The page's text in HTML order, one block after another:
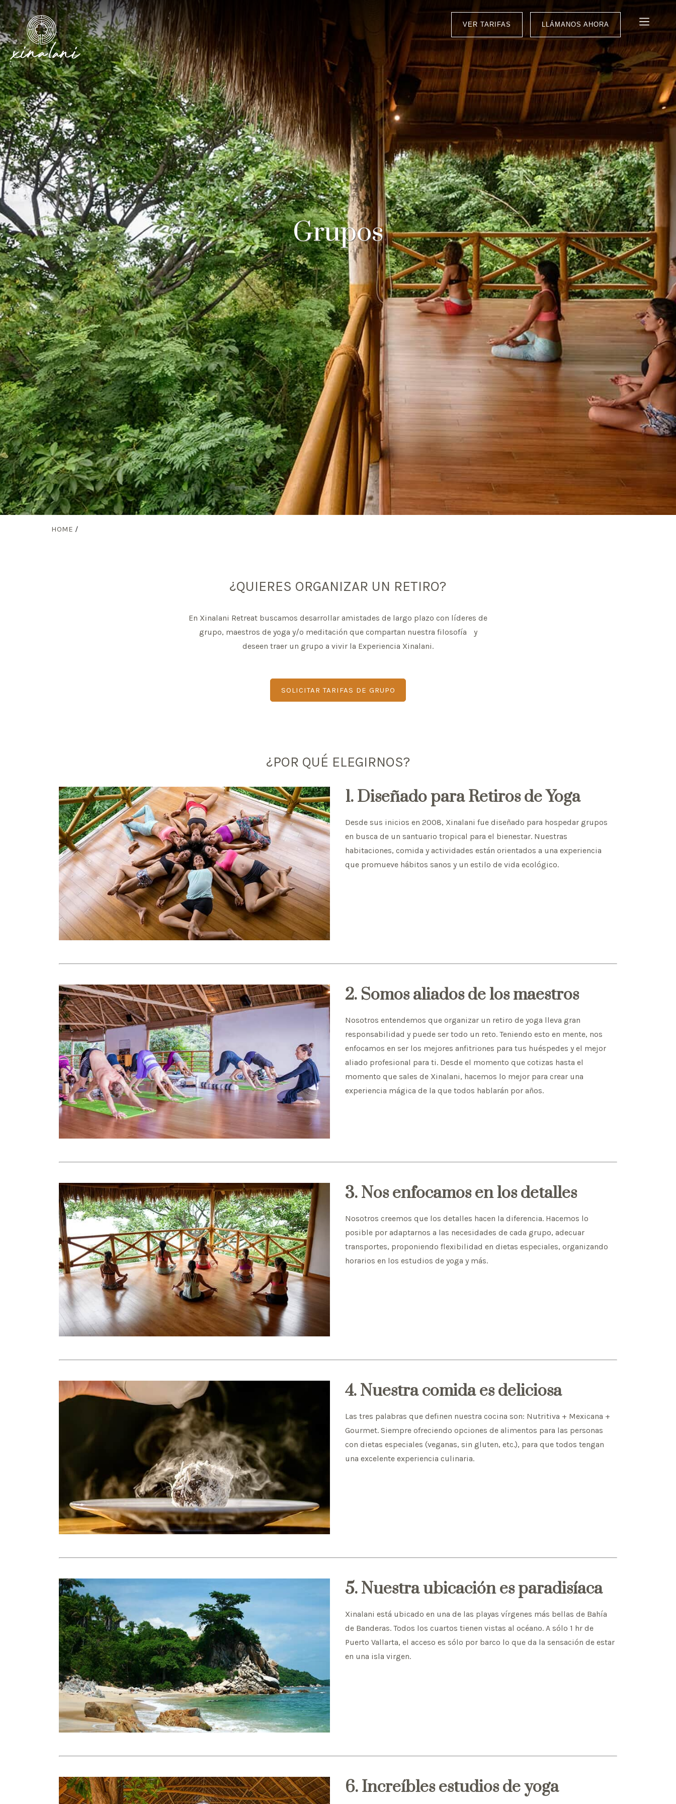
VER TARIFAS LLÁMANOS AHORA
Grupos
HOME /
¿QUIERES ORGANIZAR UN RETIRO?
En Xinalani Retreat buscamos desarrollar amistades de largo plazo con líderes de
grupo, maestros de yoga y/o meditación que compartan nuestra filosofía y
deseen traer un grupo a vivir la Experiencia Xinalani.
SOLICITAR TARIFAS DE GRUPO
¿POR QUÉ ELEGIRNOS?
1. Diseñado para Retiros de Yoga
Desde sus inicios en 2008, Xinalani fue diseñado para hospedar grupos
en busca de un santuario tropical para el bienestar. Nuestras
habitaciones, comida y actividades están orientados a una experiencia
que promueve hábitos sanos y un estilo de vida ecológico.
2. Somos aliados de los maestros
Nosotros entendemos que organizar un retiro de yoga lleva gran
responsabilidad y puede ser todo un reto. Teniendo esto en mente, nos
enfocamos en ser los mejores anfitriones para tus huéspedes y el mejor
aliado profesional para ti. Desde el momento que cotizas hasta el
momento que sales de Xinalani, hacemos lo mejor para crear una
experiencia mágica de la que todos hablarán por años.
3. Nos enfocamos en los detalles
Nosotros creemos que los detalles hacen la diferencia. Hacemos lo
posible por adaptarnos a las necesidades de cada grupo, adecuar
transportes, proponiendo flexibilidad en dietas especiales, organizando
horarios en los estudios de yoga y más.
4. Nuestra comida es deliciosa
Las tres palabras que definen nuestra cocina son: Nutritiva + Mexicana +
Gourmet. Siempre ofreciendo opciones de alimentos para las personas
con dietas especiales (veganas, sin gluten, etc.), para que todos tengan
una excelente experiencia culinaria.
5. Nuestra ubicación es paradisíaca
Xinalani está ubicado en una de las playas vírgenes más bellas de Bahía
de Banderas. Todos los cuartos tienen vistas al océano. A sólo 1 hr de
Puerto Vallarta, el acceso es sólo por barco lo que da la sensación de estar
en una isla virgen.
6. Increíbles estudios de yoga